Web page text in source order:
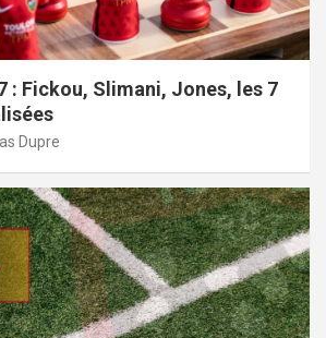
: Fickou, Slimani, Jones, les 7
Dupre